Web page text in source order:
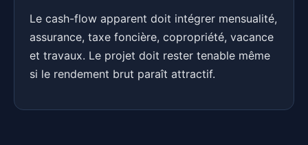
Le cash-flow apparent doit intégrer mensualité,
assurance, taxe foncière, copropriété, vacance
et travaux. Le projet doit rester tenable même
si le rendement brut paraît attractif.